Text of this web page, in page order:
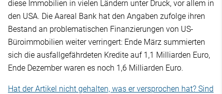
diese Immobilien in vielen Ländern unter Druck, vor allem in
den USA. Die Aareal Bank hat den Angaben zufolge ihren
Bestand an problematischen Finanzierungen von US-
Büroimmobilien weiter verringert: Ende März summierten
sich die ausfallgefährdeten Kredite auf 1,1 Milliarden Euro,
Ende Dezember waren es noch 1,6 Milliarden Euro.
Hat der Artikel nicht gehalten, was er versprochen hat? Sind